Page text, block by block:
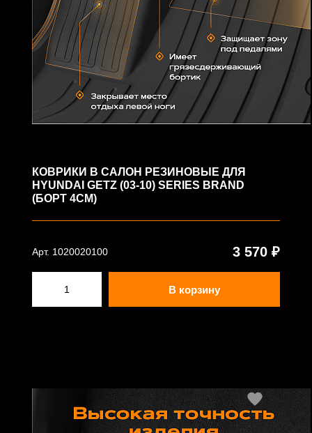
КОВРИКИ В САЛОН РЕЗИНОВЫЕ ДЛЯ
HYUNDAI GETZ (03-10) SERIES BRAND
(БОРТ 4СМ)
Арт. 1020020100 3 570 ₽
В корзину